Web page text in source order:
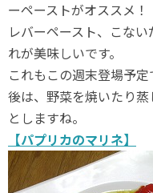
ーペーストがオススメ！
レバーペースト、こな
れが美味しいです。
これもこの週末登場予
後は、野菜を焼いたり
としますね。
【パプリカのマリネ】